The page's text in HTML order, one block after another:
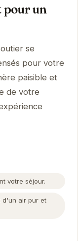
pour un
se
pour votre
paisible et
de votre
votre séjour.
d'un air pur et